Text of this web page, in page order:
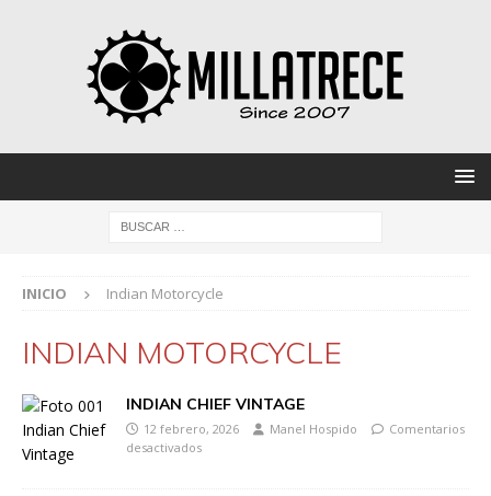
INICIO Indian Motorcycle
INDIAN MOTORCYCLE
INDIAN CHIEF VINTAGE
12 febrero, 2026 Manel Hospido
Comentarios
desactivados